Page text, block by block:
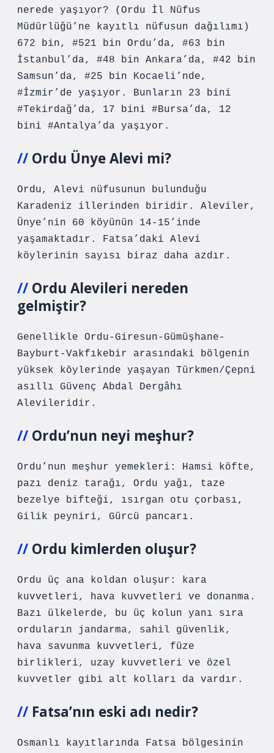
nerede yaşıyor? (Ordu İl Nüfus
Müdürlüğü’ne kayıtlı nüfusun dağılımı)
672 bin, #521 bin Ordu’da, #63 bin
İstanbul’da, #48 bin Ankara’da, #42 bin
Samsun’da, #25 bin Kocaeli’nde,
#İzmir’de yaşıyor. Bunların 23 bini
#Tekirdağ’da, 17 bini #Bursa’da, 12
bini #Antalya’da yaşıyor.
Ordu Ünye Alevi mi?
Ordu, Alevi nüfusunun bulunduğu
Karadeniz illerinden biridir. Aleviler,
Ünye’nin 60 köyünün 14-15’inde
yaşamaktadır. Fatsa’daki Alevi
köylerinin sayısı biraz daha azdır.
Ordu Alevileri nereden
gelmiştir?
Genellikle Ordu-Giresun-Gümüşhane-
Bayburt-Vakfıkebir arasındaki bölgenin
yüksek köylerinde yaşayan Türkmen/Çepni
asıllı Güvenç Abdal Dergâhı
Alevileridir.
Ordu’nun neyi meşhur?
Ordu’nun meşhur yemekleri: Hamsi köfte,
pazı deniz tarağı, Ordu yağı, taze
bezelye bifteği, ısırgan otu çorbası,
Gilik peyniri, Gürcü pancarı.
Ordu kimlerden oluşur?
Ordu üç ana koldan oluşur: kara
kuvvetleri, hava kuvvetleri ve donanma.
Bazı ülkelerde, bu üç kolun yanı sıra
orduların jandarma, sahil güvenlik,
hava savunma kuvvetleri, füze
birlikleri, uzay kuvvetleri ve özel
kuvvetler gibi alt kolları da vardır.
Fatsa’nın eski adı nedir?
Osmanlı kayıtlarında Fatsa bölgesinin